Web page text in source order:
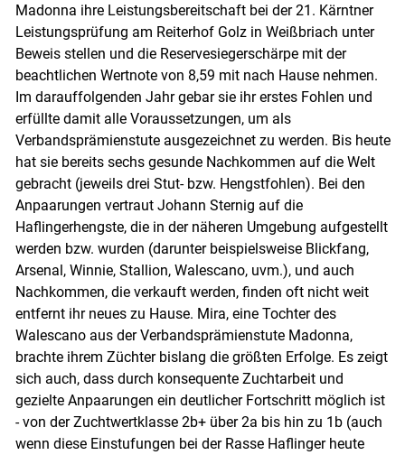
Madonna ihre Leistungsbereitschaft bei der 21. Kärntner
Leistungsprüfung am Reiterhof Golz in Weißbriach unter
Beweis stellen und die Reservesiegerschärpe mit der
beachtlichen Wertnote von 8,59 mit nach Hause nehmen.
Im darauffolgenden Jahr gebar sie ihr erstes Fohlen und
erfüllte damit alle Voraussetzungen, um als
Verbandsprämienstute ausgezeichnet zu werden. Bis heute
hat sie bereits sechs gesunde Nachkommen auf die Welt
gebracht (jeweils drei Stut- bzw. Hengstfohlen). Bei den
Anpaarungen vertraut Johann Sternig auf die
Haflingerhengste, die in der näheren Umgebung aufgestellt
werden bzw. wurden (darunter beispielsweise Blickfang,
Arsenal, Winnie, Stallion, Walescano, uvm.), und auch
Nachkommen, die verkauft werden, finden oft nicht weit
entfernt ihr neues zu Hause. Mira, eine Tochter des
Walescano aus der Verbandsprämienstute Madonna,
brachte ihrem Züchter bislang die größten Erfolge. Es zeigt
sich auch, dass durch konsequente Zuchtarbeit und
gezielte Anpaarungen ein deutlicher Fortschritt möglich ist
- von der Zuchtwertklasse 2b+ über 2a bis hin zu 1b (auch
wenn diese Einstufungen bei der Rasse Haflinger heute